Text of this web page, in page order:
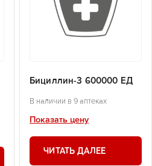
Бициллин-3 600000 ЕД
В наличии в 9 аптеках
Показать цену
ЧИТАТЬ ДАЛЕЕ